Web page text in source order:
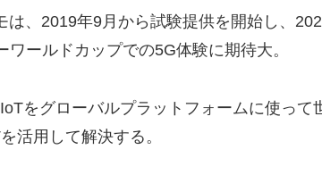
は、2019年9月から試験提供を開始し、
ワールドカップでの5G体験に期待大。
IoTをグローバルプラットフォームに使っ
活用して解決する。